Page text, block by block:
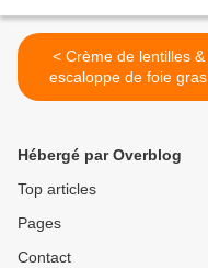
< Crème de lentilles &
escaloppe de foie gras
Hébergé par Overblog
Top articles
Pages
Contact